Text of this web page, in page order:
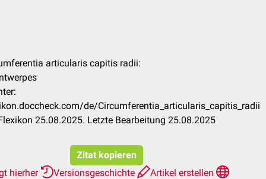
articularis capitis radii:
de/Circumferentia_articularis_capitis_radii
25.08.2025. Letzte Bearbeitung 25.08.2025
Zitat kopieren
hierher
Versionsgeschichte Artikel erstellen